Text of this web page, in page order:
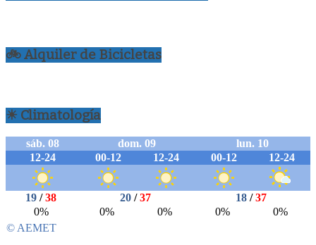
🚲 Alquiler de Bicicletas
☀ Climatología